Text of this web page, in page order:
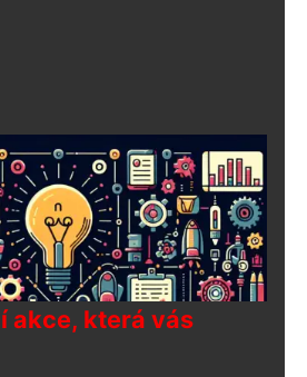
akce, která vás